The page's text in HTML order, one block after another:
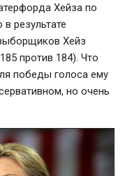
Хейза по
результате
Хейз
против 184). Что
победы голоса ему
но очень